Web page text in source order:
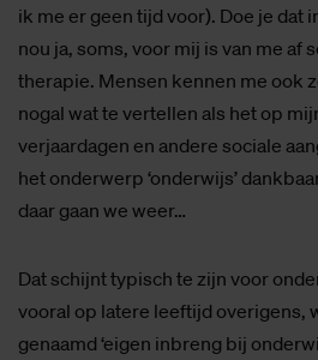
ik me er geen tijd voor). Doe je dat
nou ja, soms, voor mij is van me af
therapie. Mensen kennen me ook
nogal wat te vertellen als het op
verjaardagen en andere sociale
het onderwerp ‘onderwijs’
daar gaan we weer…
Dat schijnt typisch te zijn voor
vooral op latere leeftijd overigens,
genaamd ‘eigen inbreng bij